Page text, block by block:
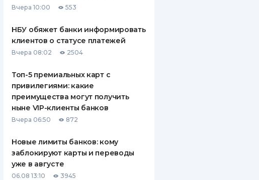
СТРАХОВАНИЮ
ВСЕ СТРАХОВЫЕ ПОЛИСЫ
ОТЗЫВЫ О СТРАХОВЫХ
КОМПАНИЯХ
Вчера 10:00 553
НБУ обяжет банки информировать
клиентов о статусе платежей
Вчера 08:02 2504
Топ-5 премиальных карт с
привилегиями: какие
преимущества могут получить
ныне VIP-клиенты банков
Вчера 06:50 872
Новые лимиты банков: кому
заблокируют карты и переводы
уже в августе
06.08 13:10 3945